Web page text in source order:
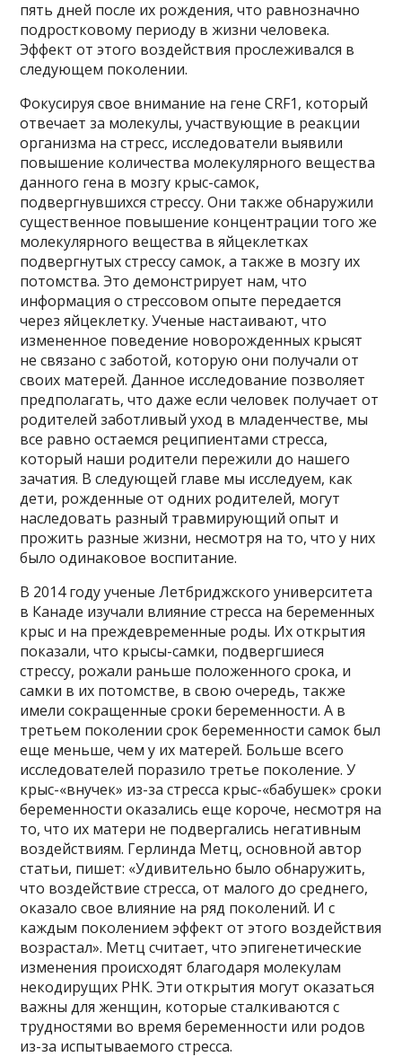
пять дней после их рождения, что равнозначно
подростковому периоду в жизни человека.
Эффект от этого воздействия прослеживался в
следующем поколении.
Фокусируя свое внимание на гене CRF1, который
отвечает за молекулы, участвующие в реакции
организма на стресс, исследователи выявили
повышение количества молекулярного вещества
данного гена в мозгу крыс-самок,
подвергнувшихся стрессу. Они также обнаружили
существенное повышение концентрации того же
молекулярного вещества в яйцеклетках
подвергнутых стрессу самок, а также в мозгу их
потомства. Это демонстрирует нам, что
информация о стрессовом опыте передается
через яйцеклетку. Ученые настаивают, что
измененное поведение новорожденных крысят
не связано с заботой, которую они получали от
своих матерей. Данное исследование позволяет
предполагать, что даже если человек получает от
родителей заботливый уход в младенчестве, мы
все равно остаемся реципиентами стресса,
который наши родители пережили до нашего
зачатия. В следующей главе мы исследуем, как
дети, рожденные от одних родителей, могут
наследовать разный травмирующий опыт и
прожить разные жизни, несмотря на то, что у них
было одинаковое воспитание.
В 2014 году ученые Летбриджского университета
в Канаде изучали влияние стресса на беременных
крыс и на преждевременные роды. Их открытия
показали, что крысы-самки, подвергшиеся
стрессу, рожали раньше положенного срока, и
самки в их потомстве, в свою очередь, также
имели сокращенные сроки беременности. А в
третьем поколении срок беременности самок был
еще меньше, чем у их матерей. Больше всего
исследователей поразило третье поколение. У
крыс-«внучек» из-за стресса крыс-«бабушек» сроки
беременности оказались еще короче, несмотря на
то, что их матери не подвергались негативным
воздействиям. Герлинда Метц, основной автор
статьи, пишет: «Удивительно было обнаружить,
что воздействие стресса, от малого до среднего,
оказало свое влияние на ряд поколений. И с
каждым поколением эффект от этого воздействия
возрастал». Метц считает, что эпигенетические
изменения происходят благодаря молекулам
некодирущих РНК. Эти открытия могут оказаться
важны для женщин, которые сталкиваются с
трудностями во время беременности или родов
из-за испытываемого стресса.